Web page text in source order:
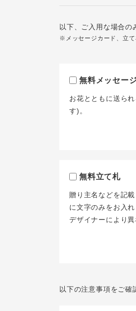
以下、ご入用な場合の
※メッセージカード、立て
無料メッセー
お花とともに送ら
す)。
無料立て札
贈り主名などを記
に文字のみをお入
デザイナーにより異
以下の注意事項をご確